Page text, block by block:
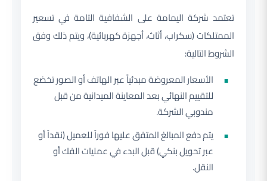
تعتمد شركة اليمامة على الشفافية التامة في تسعير
الممتلكات (سكراب، أثاث، أجهزة كهربائية)، ويتم ذلك وفق
الشروط التالية:
الأسعار المعروضة مبدئياً عبر الهاتف أو الصور تخضع
للتقييم النهائي بعد المعاينة الميدانية من قبل
مندوبي الشركة.
يتم دفع المبالغ المتفق عليها فوراً للعميل (نقداً أو
عبر تحويل بنكي) قبل البدء في عمليات الفك أو
النقل.